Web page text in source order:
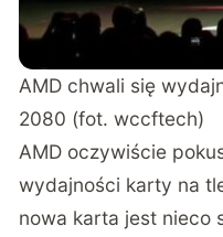
AMD chwali się
2080 (fot. wccftech)
AMD oczywiście
wydajności karty na
nowa karta jest nieco